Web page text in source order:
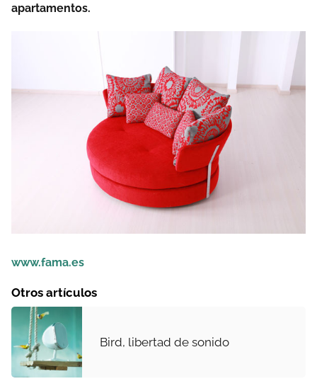
apartamentos.
www.fama.es
Otros artículos
Bird, libertad de sonido